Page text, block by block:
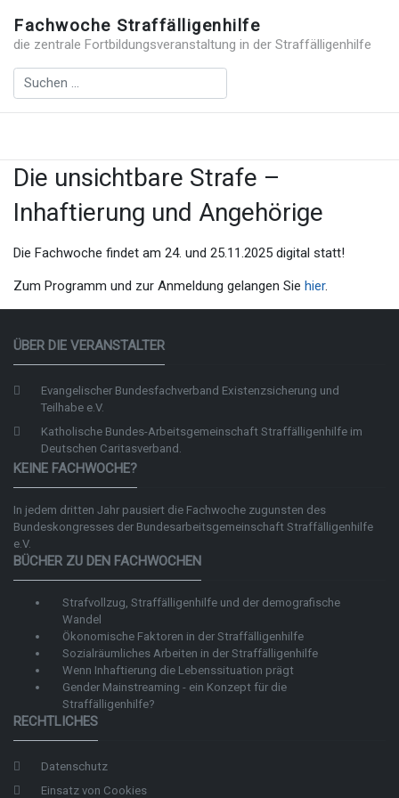
Fachwoche Straffälligenhilfe
die zentrale Fortbildungsveranstaltung in der Straffälligenhilfe
Die unsichtbare Strafe –
Inhaftierung und Angehörige
Die Fachwoche findet am 24. und 25.11.2025 digital statt!
Zum Programm und zur Anmeldung gelangen Sie hier.
ÜBER DIE VERANSTALTER
Evangelischer Bundesfachverband Existenzsicherung und
Teilhabe e.V.
Katholische Bundes-Arbeitsgemeinschaft Straffälligenhilfe im
Deutschen Caritasverband.
KEINE FACHWOCHE?
In jedem dritten Jahr pausiert die Fachwoche zugunsten des
Bundeskongresses der Bundesarbeitsgemeinschaft Straffälligenhilfe
e.V.
BÜCHER ZU DEN FACHWOCHEN
Strafvollzug, Straffälligenhilfe und der demografische
Wandel
Ökonomische Faktoren in der Straffälligenhilfe
Sozialräumliches Arbeiten in der Straffälligenhilfe
Wenn Inhaftierung die Lebenssituation prägt
Gender Mainstreaming - ein Konzept für die
Straffälligenhilfe?
RECHTLICHES
Datenschutz
Einsatz von Cookies